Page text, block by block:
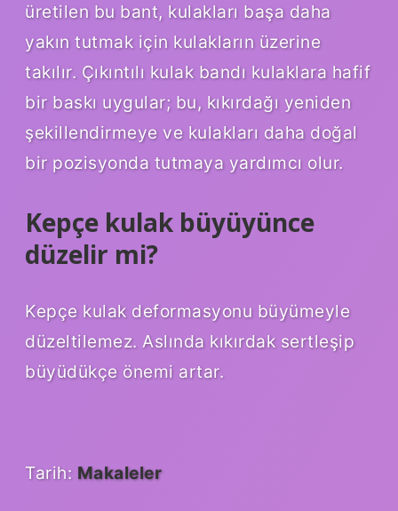
üretilen bu bant, kulakları başa daha
yakın tutmak için kulakların üzerine
takılır. Çıkıntılı kulak bandı kulaklara hafif
bir baskı uygular; bu, kıkırdağı yeniden
şekillendirmeye ve kulakları daha doğal
bir pozisyonda tutmaya yardımcı olur.
Kepçe kulak büyüyünce
düzelir mi?
Kepçe kulak deformasyonu büyümeyle
düzeltilemez. Aslında kıkırdak sertleşip
büyüdükçe önemi artar.
Tarih: Makaleler